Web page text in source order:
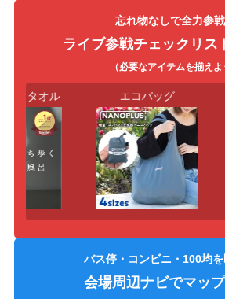
忘れ物なしで全力参戦
ライブ参戦チェックリス
（必要なアイテムを揃えよ
・タオル エコバッグ
バス停・コンビニ・100均を
会場周辺ナビでマッ